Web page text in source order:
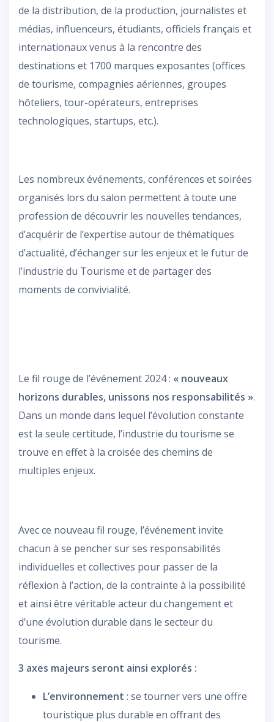
de la distribution, de la production, journalistes et
médias, influenceurs, étudiants, officiels français et
internationaux venus à la rencontre des
destinations et 1700 marques exposantes (offices
de tourisme, compagnies aériennes, groupes
hôteliers, tour-opérateurs, entreprises
technologiques, startups, etc.).
Les nombreux événements, conférences et soirées
organisés lors du salon permettent à toute une
profession de découvrir les nouvelles tendances,
d’acquérir de l’expertise autour de thématiques
d’actualité, d’échanger sur les enjeux et le futur de
l’industrie du Tourisme et de partager des
moments de convivialité.
Le fil rouge de l’événement 2024 : « nouveaux
horizons durables, unissons nos responsabilités ».
Dans un monde dans lequel l’évolution constante
est la seule certitude, l’industrie du tourisme se
trouve en effet à la croisée des chemins de
multiples enjeux.
Avec ce nouveau fil rouge, l’événement invite
chacun à se pencher sur ses responsabilités
individuelles et collectives pour passer de la
réflexion à l’action, de la contrainte à la possibilité
et ainsi être véritable acteur du changement et
d’une évolution durable dans le secteur du
tourisme.
3 axes majeurs seront ainsi explorés :
L’environnement : se tourner vers une offre
touristique plus durable en offrant des